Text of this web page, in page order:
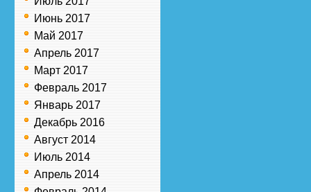
Июнь 2017
Май 2017
Апрель 2017
Март 2017
Февраль 2017
Январь 2017
Декабрь 2016
Август 2014
Июль 2014
Апрель 2014